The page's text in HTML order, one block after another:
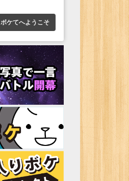
ボケてへようこそ